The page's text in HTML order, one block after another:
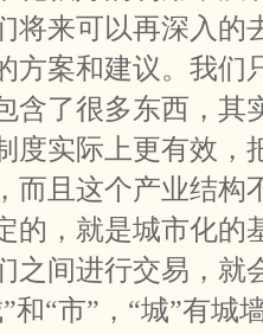
将来可以再深入的
方案和建议。我们
含了很多东西，其
度实际上更有效，
而且这个产业结构
的，就是城市化的
之间进行交易，就
和“市”，“城”有城